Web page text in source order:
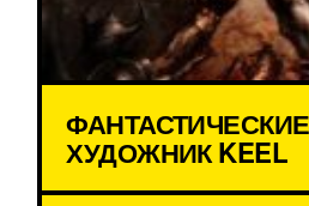
ХУДОЖНИК KEEL